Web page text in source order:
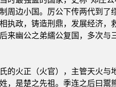
边小国。厉公下传两代到
政，铸造刑鼎，发展经济
幽公之弟繻公复国，多次与
的火正（火官），主管天火与
，是楚之先祖。季连之后曰鬻